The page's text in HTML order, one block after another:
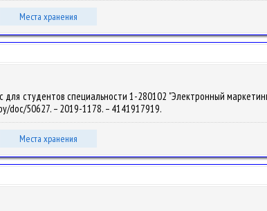
Места хранения
студентов специальности 1-280102 "Электронный
doc/50627. – 2019-1178. – 4141917919.
Места хранения